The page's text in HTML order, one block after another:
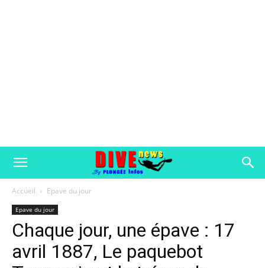
Accueil Epave du jour
Epave du jour
Chaque jour, une épave : 17
avril 1887, Le paquebot